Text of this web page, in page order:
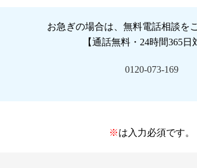
お急ぎの場合は、無料電話相談を
【通話無料・24時間365日
0120-073-169
※は入力必須です。